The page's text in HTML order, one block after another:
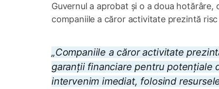
Guvernul a aprobat și o a doua
companiile a căror activitate prezintă
„Companiile a căror activitate
garanții financiare pentru potențiale
intervenim imediat, folosind